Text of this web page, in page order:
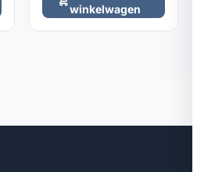
winkelwagen